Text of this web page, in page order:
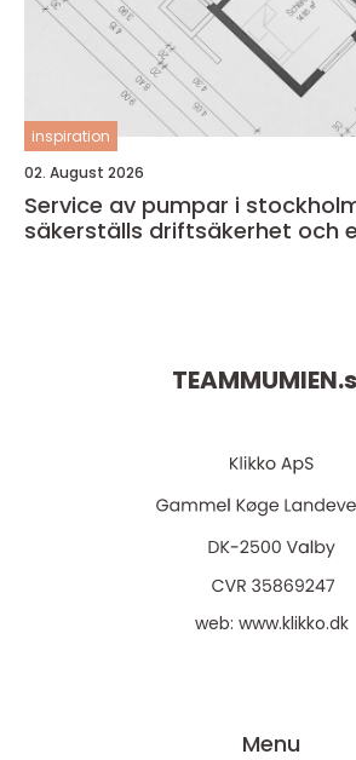
inspiration
02. August 2026
Service av pumpar i stockholm
säkerställs driftsäkerhet och
TEAMMUMIEN.
web: www.klikko.dk
Menu